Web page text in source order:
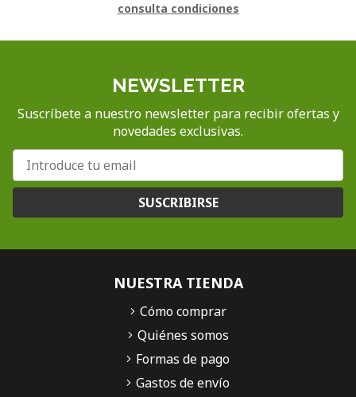
consulta condiciones
NEWSLETTER
Suscríbete a nuestro newsletter para recibir ofertas y
novedades exclusivas.
SUSCRIBIRSE
NUESTRA TIENDA
Cómo comprar
Quiénes somos
Formas de pago
Gastos de envío